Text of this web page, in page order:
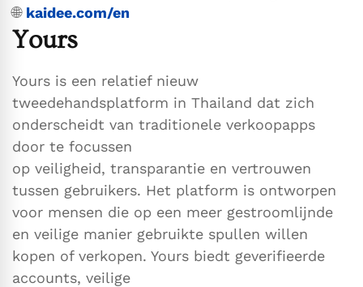
🌐 kaidee.com/en
Yours
Yours is een relatief nieuw
tweedehandsplatform in Thailand dat zich
onderscheidt van traditionele verkoopapps
door te focussen
op veiligheid, transparantie en vertrouwen
tussen gebruikers. Het platform is ontworpen
voor mensen die op een meer gestroomlijnde
en veilige manier gebruikte spullen willen
kopen of verkopen. Yours biedt geverifieerde
accounts, veilige